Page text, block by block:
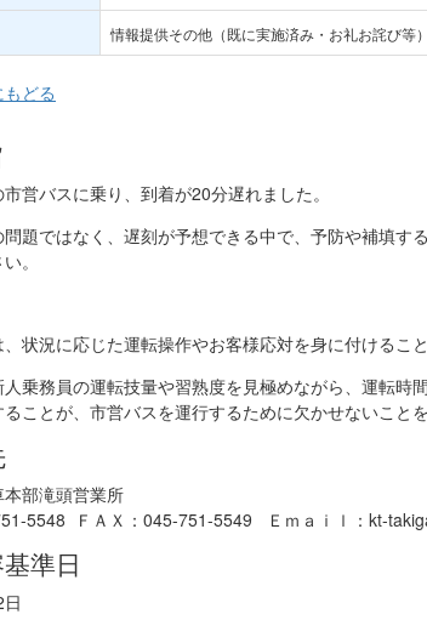
情報提供その他（既に実施済み・お礼お詫び等）
どる
営バスに乗り、到着が20分遅れました。
題ではなく、遅刻が予想できる中で、予防や補填す
。
状況に応じた運転操作やお客様応対を身に付けるこ
乗務員の運転技量や習熟度を見極めながら、運転
ことが、市営バスを運行するために欠かせないこと
部滝頭営業所
5548 ＦＡＸ：045-751-5549 Ｅｍａｉｌ：kt-
準日
日